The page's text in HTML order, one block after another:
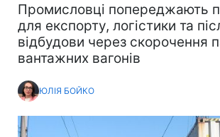
Промисловці попереджають
для експорту, логістики та
відбудови через скорочення
вантажних вагонів
ЮЛІЯ БОЙКО